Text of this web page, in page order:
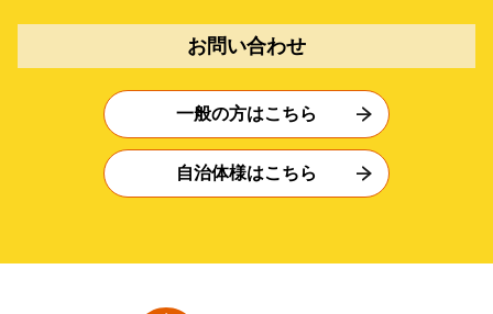
お問い合わせ
一般の方はこちら
自治体様はこちら